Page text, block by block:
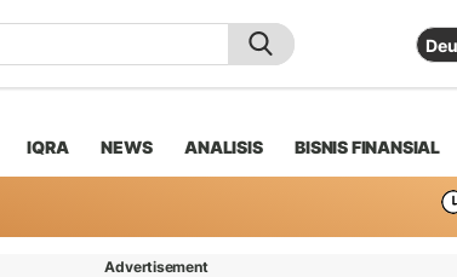
IQRA NEWS ANALISIS BISNIS FINANSIAL
Advertisement